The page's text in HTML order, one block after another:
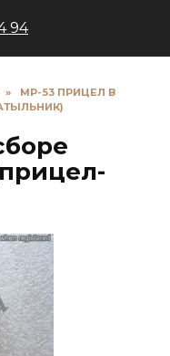
94
»
МР-53 ПРИЦЕЛ В